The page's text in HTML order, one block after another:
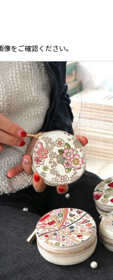
をご確認ください。